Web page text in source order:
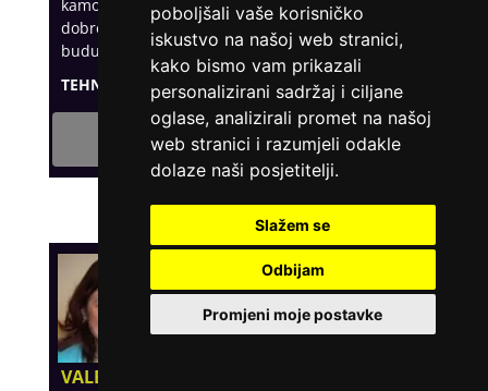
poboljšali vaše korisničko
iskustvo na našoj web stranici,
kako bismo vam prikazali
personalizirani sadržaj i ciljane
oglase, analizirali promet na našoj
web stranici i razumjeli odakle
dolaze naši posjetitelji.
Slažem se
Odbijam
Promjeni moje postavke
kamo i kako krenuti u budućnost. Uz moj savjet za
dobre izbore djelovanja donijeti će Vam sreću u
budućnosti.
TEHNIKE:
tarot
Broj telefona: 0901/640-640
96 RSD/min
VALENTINA ŠTEFANIĆ